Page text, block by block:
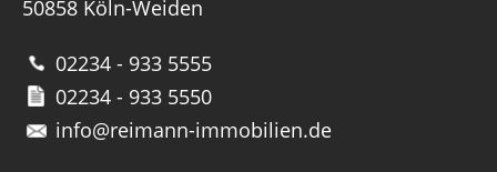
50858 Köln-Weiden
02234 - 933 5555
02234 - 933 5550
info@reimann-immobilien.de